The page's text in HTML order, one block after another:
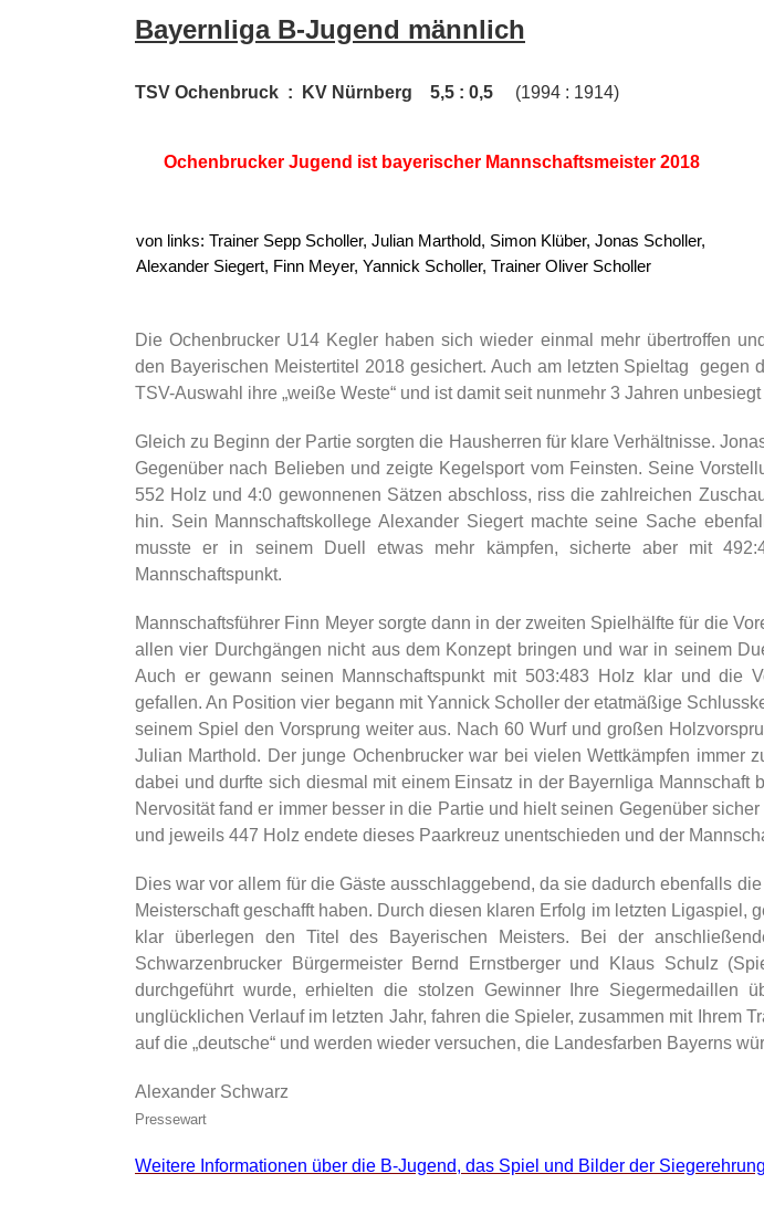
Bayernliga B-Jugend männlich
TSV Ochenbruck : KV Nürnberg 5,5 : 0,5 (1994 : 1914)
Ochenbrucker Jugend ist bayerischer Mannschaftsmeister 2018
von links: Trainer Sepp Scholler, Julian Marthold, Simon Klüber, Jonas Scholler,
Alexander Siegert, Finn Meyer, Yannick Scholler, Trainer Oliver Scholler
Die Ochenbrucker U14 Kegler haben sich wieder einmal mehr übertroffen
den Bayerischen Meistertitel 2018 gesichert. Auch am letzten Spieltag gegen
TSV-Auswahl ihre „weiße Weste“ und ist damit seit nunmehr 3 Jahren
Gleich zu Beginn der Partie sorgten die Hausherren für klare Verhältnisse.
Gegenüber nach Belieben und zeigte Kegelsport vom Feinsten. Seine
552 Holz und 4:0 gewonnenen Sätzen abschloss, riss die zahlreichen
hin. Sein Mannschaftskollege Alexander Siegert machte seine Sache
musste er in seinem Duell etwas mehr kämpfen, sicherte aber mit
Mannschaftspunkt.
Mannschaftsführer Finn Meyer sorgte dann in der zweiten Spielhälfte für die
allen vier Durchgängen nicht aus dem Konzept bringen und war in seinem
Auch er gewann seinen Mannschaftspunkt mit 503:483 Holz klar und die
gefallen. An Position vier begann mit Yannick Scholler der etatmäßige
seinem Spiel den Vorsprung weiter aus. Nach 60 Wurf und großen
Julian Marthold. Der junge Ochenbrucker war bei vielen Wettkämpfen immer
dabei und durfte sich diesmal mit einem Einsatz in der Bayernliga Mannschaft
Nervosität fand er immer besser in die Partie und hielt seinen Gegenüber
und jeweils 447 Holz endete dieses Paarkreuz unentschieden und der
Dies war vor allem für die Gäste ausschlaggebend, da sie dadurch ebenfalls
Meisterschaft geschafft haben. Durch diesen klaren Erfolg im letzten Ligaspiel,
klar überlegen den Titel des Bayerischen Meisters. Bei der
Schwarzenbrucker Bürgermeister Bernd Ernstberger und Klaus Schulz
durchgeführt wurde, erhielten die stolzen Gewinner Ihre Siegermedaillen
unglücklichen Verlauf im letzten Jahr, fahren die Spieler, zusammen mit Ihrem
auf die „deutsche“ und werden wieder versuchen, die Landesfarben Bayerns
Alexander Schwarz
Pressewart
Weitere Informationen über die B-Jugend, das Spiel und Bilder der Siegerehrung